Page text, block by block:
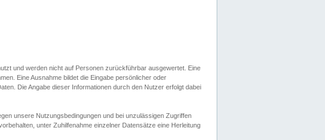
und werden nicht auf Personen zurückführbar ausgewertet. Eine
Eine Ausnahme bildet die Eingabe persönlicher oder
Die Angabe dieser Informationen durch den Nutzer erfolgt dabei
unsere Nutzungsbedingungen und bei unzulässigen Zugriffen
unter Zuhilfenahme einzelner Datensätze eine Herleitung